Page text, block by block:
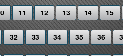
11 12 13 14 15
32 33 34 35 36